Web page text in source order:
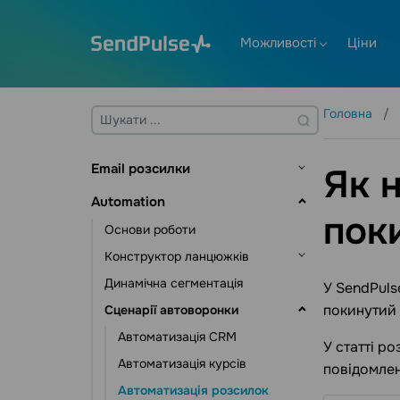
Можливості Ціни
Email розсилки
Основи роботи
Адресні книги та контакти
Управління контактами
Управління даними контактів
Інструменти підписки
Створення шаблону
Відправка розсилок
Email валідатор
Додаткові можливості
Статистика та аналітика
Automation
Основи роботи
Конструктор ланцюжків
Тригери ланцюжка
Елементи комунікації
Елементи дій
Інші елементи
Динамічна сегментація
Сценарії автоворонки
Автоматизація CRM
Автоматизація курсів
Автоматизація розсилок
Головна
Як
У
покинутий
У статті